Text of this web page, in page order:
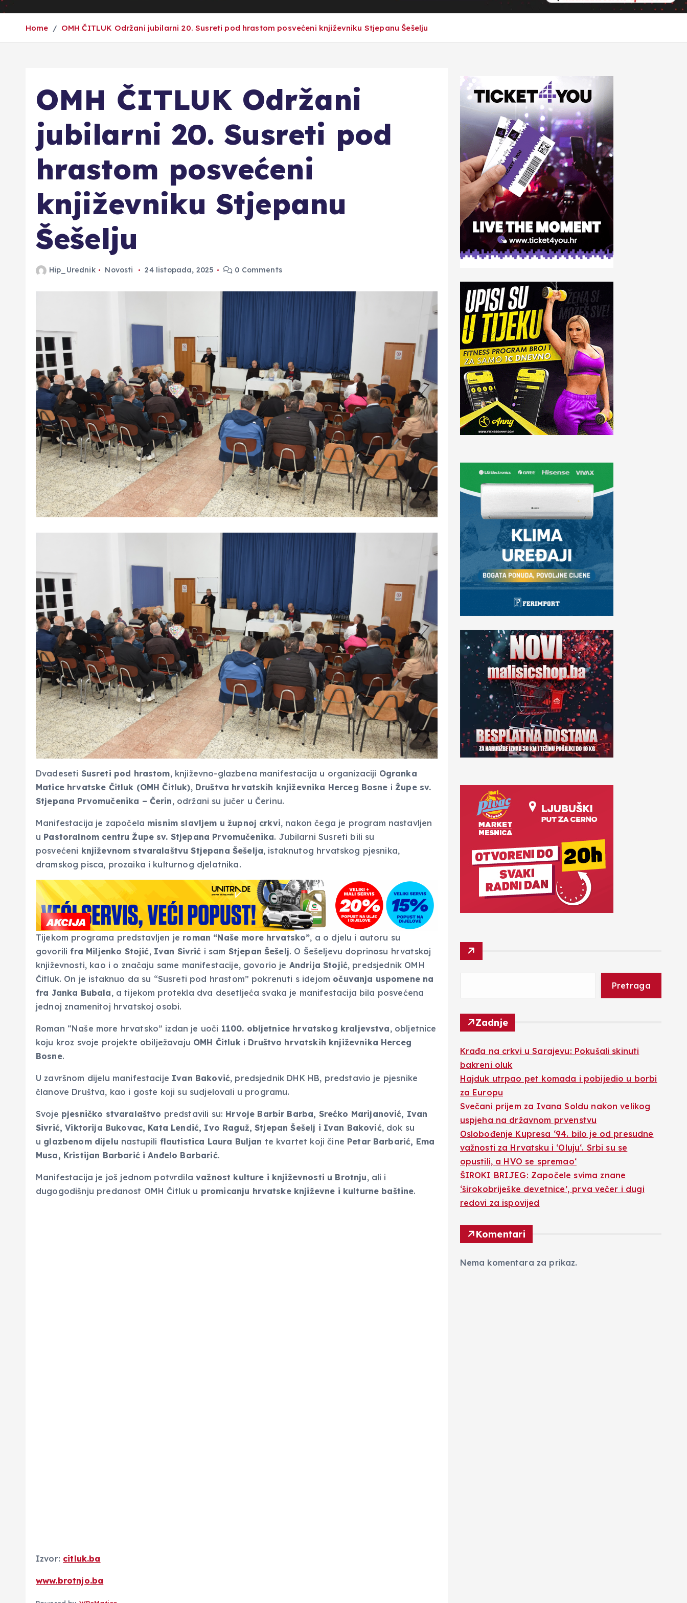
Home OMH ČITLUK Održani jubilarni 20. Susreti pod hrastom posvećeni književniku Stjepanu Šešelju
OMH ČITLUK Održani
jubilarni 20. Susreti pod
hrastom posvećeni
književniku Stjepanu
Šešelju
Hip_Urednik Novosti 24 listopada, 2025 0 Comments
Dvadeseti Susreti pod hrastom, književno-glazbena manifestacija u organizaciji Ogranka
Matice hrvatske Čitluk (OMH Čitluk), Društva hrvatskih književnika Herceg Bosne i Župe sv.
Stjepana Prvomučenika – Čerin, održani su jučer u Čerinu.
Manifestacija je započela misnim slavljem u župnoj crkvi, nakon čega je program nastavljen
u Pastoralnom centru Župe sv. Stjepana Prvomučenika. Jubilarni Susreti bili su
posvećeni književnom stvaralaštvu Stjepana Šešelja, istaknutog hrvatskog pjesnika,
dramskog pisca, prozaika i kulturnog djelatnika.
Tijekom programa predstavljen je roman “Naše more hrvatsko”, a o djelu i autoru su
govorilifra Miljenko Stojić, Ivan Sivrić i sam Stjepan Šešelj. O Šešeljevu doprinosu hrvatskoj
književnosti, kao i o značaju same manifestacije, govorio je Andrija Stojić, predsjednik OMH
Čitluk. On je istaknuo da su “Susreti pod hrastom” pokrenuti s idejom očuvanja uspomene na
fra Janka Bubala, a tijekom protekla dva desetljeća svaka je manifestacija bila posvećena
jednoj znamenitoj hrvatskoj osobi.
Roman “Naše more hrvatsko” izdan je uoči 1100. obljetnice hrvatskog kraljevstva, obljetnice
koju kroz svoje projekte obilježavaju OMH Čitluki Društvo hrvatskih književnika Herceg
Bosne.
U završnom dijelu manifestacije Ivan Baković, predsjednik DHK HB, predstavio je pjesnike
članove Društva, kao i goste koji su sudjelovali u programu.
Svoje pjesničko stvaralaštvo predstavili su: Hrvoje Barbir Barba, Srećko Marijanović, Ivan
Sivrić, Viktorija Bukovac, Kata Lendić, Ivo Raguž, Stjepan Šešelj i Ivan Baković, dok su
u glazbenom dijelu nastupili flautistica Laura Buljan te kvartet koji čine Petar Barbarić, Ema
Musa, Kristijan Barbarić i Anđelo Barbarić.
Manifestacija je još jednom potvrdilavažnost kulture i književnosti u Brotnju, ali i
dugogodišnju predanost OMH Čitluk u promicanju hrvatske književne i kulturne baštine.
Izvor: citluk.ba
www.brotnjo.ba
Pretraga
Zadnje
Krađa na crkvi u Sarajevu: Pokušali skinuti
bakreni oluk
Hajduk utrpao pet komada i pobijedio u borbi
za Europu
Svečani prijem za Ivana Soldu nakon velikog
uspjeha na državnom prvenstvu
Oslobođenje Kupresa ‘94. bilo je od presudne
važnosti za Hrvatsku i ‘Oluju‘. Srbi su se
opustili, a HVO se spremao‘
ŠIROKI BRIJEG: Započele svima znane
‘širokobriješke devetnice’, prva večer i dugi
redovi za ispovijed
Komentari
Nema komentara za prikaz.